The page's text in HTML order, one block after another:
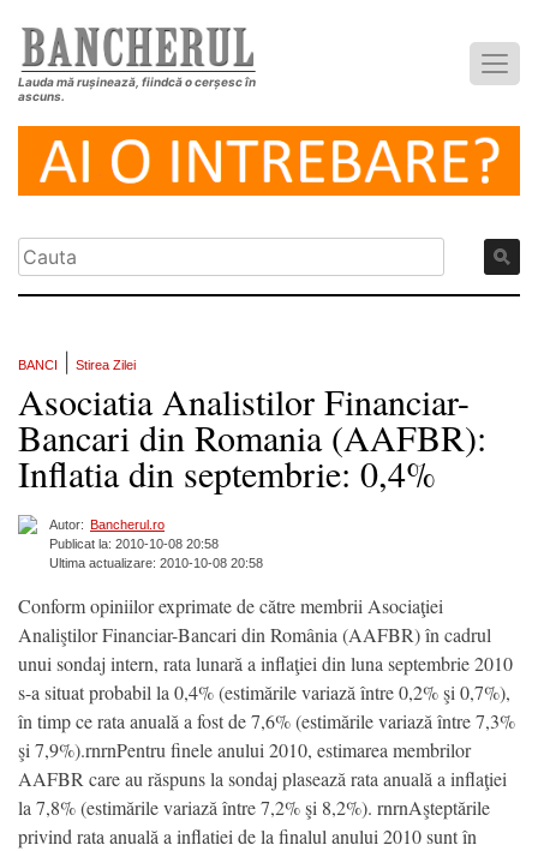
Lauda mă rușinează, fiindcă o cerșesc în
ascuns.
BANCI Stirea Zilei
Asociatia Analistilor Financiar-
Bancari din Romania (AAFBR):
Inflatia din septembrie: 0,4%
Autor: Bancherul.ro
Publicat la: 2010-10-08 20:58
Ultima actualizare: 2010-10-08 20:58
Conform opiniilor exprimate de către membrii Asociaţiei
Analiştilor Financiar-Bancari din România (AAFBR) în cadrul
unui sondaj intern, rata lunară a inflaţiei din luna septembrie 2010
s-a situat probabil la 0,4% (estimările variază între 0,2% şi 0,7%),
în timp ce rata anuală a fost de 7,6% (estimările variază între 7,3%
şi 7,9%).rnrnPentru finele anului 2010, estimarea membrilor
AAFBR care au răspuns la sondaj plasează rata anuală a inflaţiei
la 7,8% (estimările variază între 7,2% şi 8,2%). rnrnAşteptările
privind rata anuală a inflatiei de la finalul anului 2010 sunt în